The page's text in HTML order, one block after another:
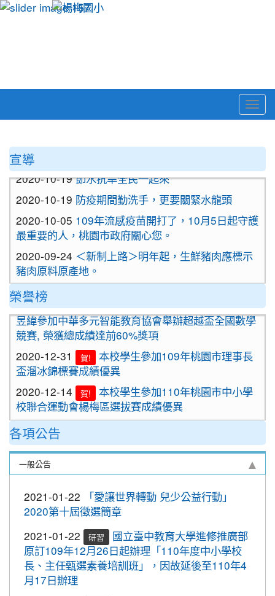
宣導
2020-10-19節水抗旱全民一起來
2020-10-19 防疫期間勤洗手，更要關緊水龍頭
2020-10-05 109年流感疫苗開打了，10月5日起守護
最重要的人，桃園市政府關心您。
2020-09-24 ＜新制上路＞明年起，生鮮豬肉應標示
豬肉原料原產地。
2020-09-24＜新制上路＞明年起，餐廳應標示豬肉
原料原產地。
2020-09-24＜新制上路＞明年起，貢丸水餃等應標
示豬肉原料原產地
2020-09-09
重要
『109年國家防災日演習』地震速
報演練，臨震應變「趴下、掩護、穩住」
『Earthquake Disaster Drill』
2020-09-08 重要
車子在走，駕照要有。 交通部及
桃園市政府關心您！
2020-09-08 重要
停一下海闊天空，讓一下保百年
身。 交通部及桃園市政府關心您！
2020-09-08
清晨夜晚穿亮衣，運動散步才放
心。 交通部與桃園市政府關心您！
2020-10-19節水抗旱全民一起來
2020-10-19防疫期間勤洗手，更要關緊水龍頭
2020-10-05109年流感疫苗開打了，10月5日起守護
最重要的人，桃園市政府關心您。
榮譽榜
2021-01-13
昱緯參加中華多元智能教育協會舉辦超越盃全國數學
競賽, 榮獲總成績達前60%獎項
2020-12-31
賀!
本校學生參加109年桃園市理事長
盃溜冰錦標賽成績優異
2020-12-14
賀!
本校學生參加110年桃園市中小學
校聯合運動會楊梅區選拔賽成績優異
2020-12-10 賀!
本校學生參加2020年名人盃冬季校
園圍棋對抗賽 成績優異
2020-11-17
本校學生參加臺北市109年第38屆
中正盃溜冰錦標賽成績優異
2020-11-16
賀!
恭賀本校六年四班學生林恩如參加
桃園市109年度「3Q達人故事甄選活動」，榮獲EQ
2020-11-06 賀!
本校學生參加2020年壢運盃羽球錦
標賽成績優異
2020-10-27
各項公告
一般公告
2021-01-22
「愛讓世界轉動 兒少公益行動」
2020第十屆徵選簡章
2021-01-22
研習
國立臺中教育大學進修推廣部
原訂109年12月26日起辦理「110年度中小學校
長、主任甄選素養培訓班」，因故延後至110年4
月17日辦理